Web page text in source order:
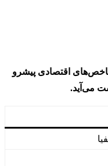
اقتصادی پیشرو
می‌آید.